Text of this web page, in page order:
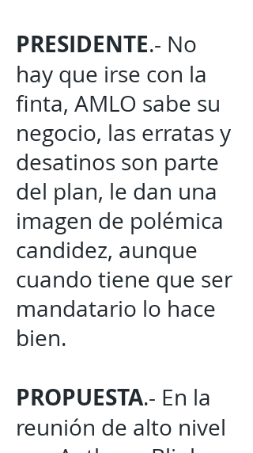
PRESIDENTE.- No
hay que irse con la
finta, AMLO sabe su
negocio, las erratas y
desatinos son parte
del plan, le dan una
imagen de polémica
candidez, aunque
cuando tiene que ser
mandatario lo hace
bien.
PROPUESTA.- En la
reunión de alto nivel